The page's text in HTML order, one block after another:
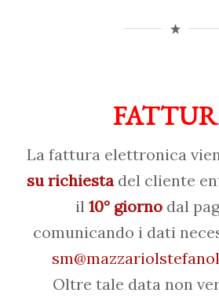
La fattura elettronica
su richiestadel cliente
il 10° giornodal
comunicando i dati
Oltre tale data non